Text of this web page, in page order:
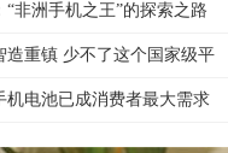
“非洲手机之王”的探索之路
造重镇 少不了这个国家级平
机电池已成消费者最大需求